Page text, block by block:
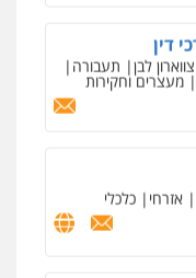
דין
צווארון לבן
מעצרים וחקירות
כלכלי
ושיקום